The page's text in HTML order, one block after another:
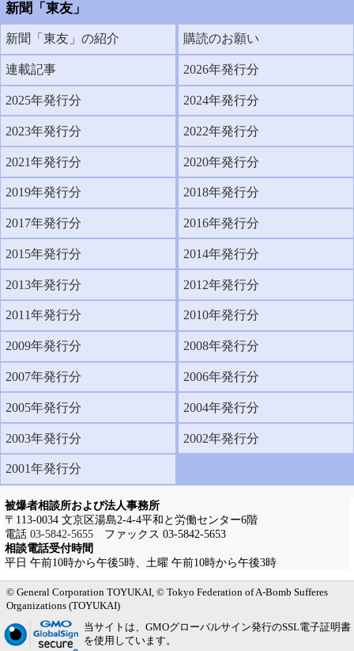
被爆者相談所および法人事務所
〒113-0034 文京区湯島2-4-4平和と労働センター6階
電話 03-5842-5655ファックス 03-5842-5653
相談電話受付時間
平日 午前10時から午後5時、土曜 午前10時から午後3時
新聞「東友」
新聞「東友」の紹介 購読のお願い
連載記事 2026年発行分
2025年発行分 2024年発行分
2023年発行分 2022年発行分
2021年発行分 2020年発行分
2019年発行分 2018年発行分
2017年発行分 2016年発行分
2015年発行分 2014年発行分
2013年発行分 2012年発行分
2011年発行分 2010年発行分
2009年発行分 2008年発行分
2007年発行分 2006年発行分
2005年発行分 2004年発行分
2003年発行分 2002年発行分
2001年発行分
メインメニューへ
サブメニューへ
現在地ナビ（パンくずリスト）へ
本文の冒頭へ
ページの先頭へ
© General Corporation TOYUKAI, © Tokyo Federation of A-Bomb Sufferes
Organizations (TOYUKAI)
当サイトは、GMOグローバルサイン発行のSSL電子証明書
を使用しています。